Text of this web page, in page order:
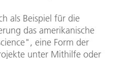
als Beispiel für die
das amerikanische
eine Form der
unter Mithilfe oder